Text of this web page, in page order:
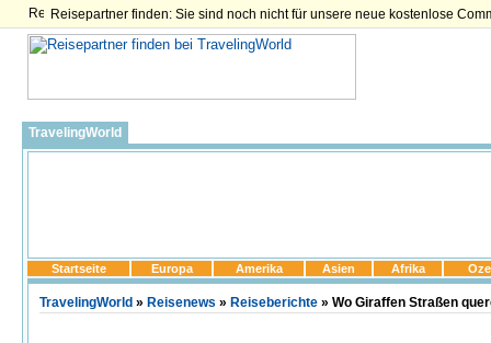
Reisepartner finden: Sie sind noch nicht für unsere neue kostenlose
TravelingWorld
Startseite Europa Amerika Asien Afrika
TravelingWorld » Reisenews » Reiseberichte » Wo Giraffen Straßen